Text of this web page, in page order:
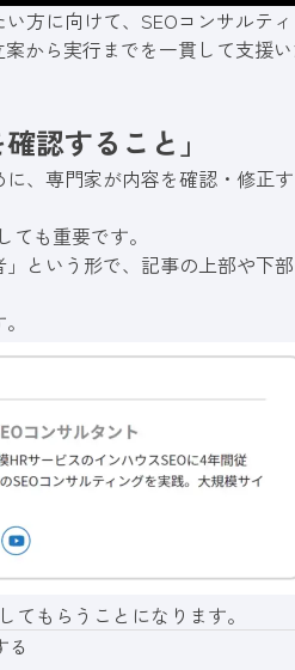
方に向けて、SEOコンサルテ
から実行までを一貫して支援い
認すること」
、専門家が内容を確認・修正
も重要です。
という形で、記事の上部や下
もらうことになります。